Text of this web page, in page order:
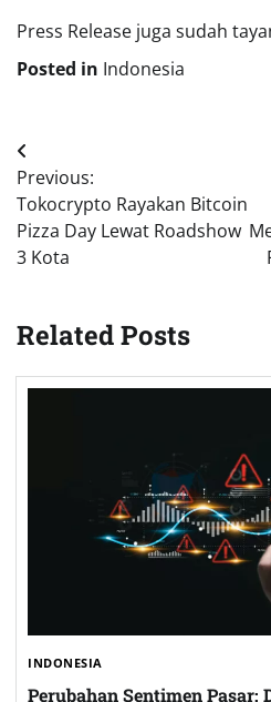
Press Release juga sudah
Posted in Indonesia
Post
navigation
Previous:
Tokocrypto Rayakan Bitcoin
Pizza Day Lewat Roadshow
3 Kota
Related Posts
INDONESIA
Perubahan Sentimen Pasar: